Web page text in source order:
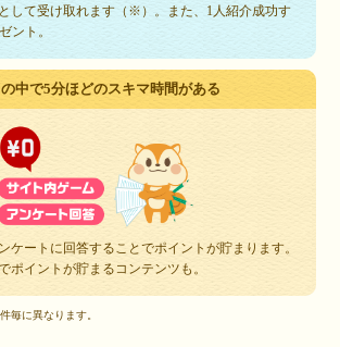
して受け取れます（※）。また、1人紹介成功す
ント。
中で5分ほどのスキマ時間がある
ケートに回答することでポイントが貯まります。
ポイントが貯まるコンテンツも。
毎に異なります。